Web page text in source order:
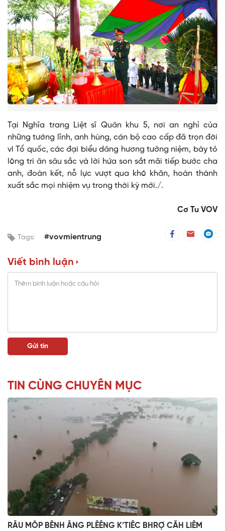
Tại Nghĩa trang Liệt sĩ Quân khu 5, nơi an nghỉ của
những tướng lĩnh, anh hùng, cán bộ cao cấp đã trọn đời
vì Tổ quốc, các đại biểu dâng hương tưởng niệm, bày tỏ
lòng tri ân sâu sắc và lời hứa son sắt mãi tiếp bước cha
anh, đoàn kết, nỗ lực vượt qua khó khăn, hoàn thành
xuất sắc mọi nhiệm vụ trong thời kỳ mới./.
Cơ Tu VOV
Tags: #vovmientrung
Viết bình luận
TIN CÙNG CHUYÊN MỤC
RÂU MÔP BÊNH ÂNG PLÊÊNG K’TIÊC BHRỢ CĂH LIÊM